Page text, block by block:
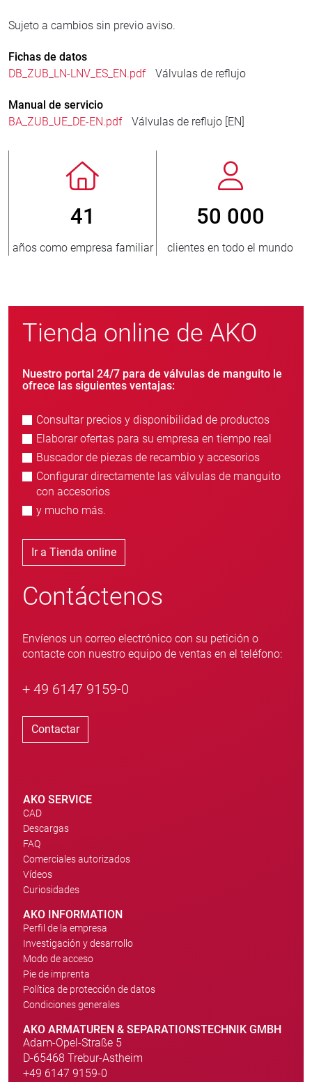
Sujeto a cambios sin previo aviso.
Fichas de datos
DB_ZUB_LN-LNV_ES_EN.pdf
Válvulas de reflujo
Manual de servicio
BA_ZUB_UE_DE-EN.pdf
Válvulas de reflujo [EN]
empresa familiar
50 000
clientes en todo el mundo nuevos
Tienda online de AKO
Nuestro portal 24/7 para de válvulas de manguito le
ofrece las siguientes ventajas:
Consultar precios y disponibilidad de productos
Elaborar ofertas para su empresa en tiempo real
Buscador de piezas de recambio y accesorios
Configurar directamente las válvulas de manguito
con accesorios
y mucho más.
Ir a Tienda online
Contáctenos
Envíenos un correo electrónico con su petición o
contacte con nuestro equipo de ventas en el teléfono:
+ 49 6147 9159-0
Contactar
AKO SERVICE
CAD
Descargas
FAQ
Comerciales autorizados
Vídeos
Curiosidades
AKO INFORMATION
Perfil de la empresa
Investigación y desarrollo
Modo de acceso
Pie de imprenta
Política de protección de datos
Condiciones generales
AKO ARMATUREN & SEPARATIONSTECHNIK GMBH
Adam-Opel-Straße 5
D-65468 Trebur-Astheim
+49 6147 9159-0